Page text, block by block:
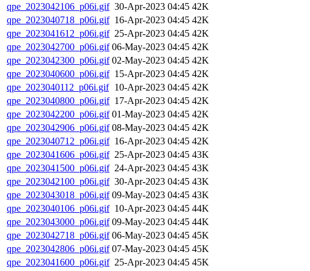
qpe_2023042106_p06i.gif 30-Apr-2023 04:45 42K
qpe_2023040718_p06i.gif 16-Apr-2023 04:45 42K
qpe_2023041612_p06i.gif 25-Apr-2023 04:45 42K
qpe_2023042700_p06i.gif 06-May-2023 04:45 42K
qpe_2023042300_p06i.gif 02-May-2023 04:45 42K
qpe_2023040600_p06i.gif 15-Apr-2023 04:45 42K
qpe_2023040112_p06i.gif 10-Apr-2023 04:45 42K
qpe_2023040800_p06i.gif 17-Apr-2023 04:45 42K
qpe_2023042200_p06i.gif 01-May-2023 04:45 42K
qpe_2023042906_p06i.gif 08-May-2023 04:45 42K
qpe_2023040712_p06i.gif 16-Apr-2023 04:45 42K
qpe_2023041606_p06i.gif 25-Apr-2023 04:45 43K
qpe_2023041500_p06i.gif 24-Apr-2023 04:45 43K
qpe_2023042100_p06i.gif 30-Apr-2023 04:45 43K
qpe_2023043018_p06i.gif 09-May-2023 04:45 43K
qpe_2023040106_p06i.gif 10-Apr-2023 04:45 44K
qpe_2023043000_p06i.gif 09-May-2023 04:45 44K
qpe_2023042718_p06i.gif 06-May-2023 04:45 45K
qpe_2023042806_p06i.gif 07-May-2023 04:45 45K
qpe_2023041600_p06i.gif 25-Apr-2023 04:45 45K